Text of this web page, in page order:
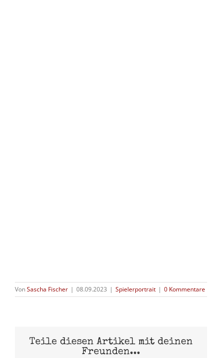
VonSascha Fischer | 08.09.2023 | Spielerportrait | 0 Kommentare
Teile diesen Artikel mit deinen
Freunden...